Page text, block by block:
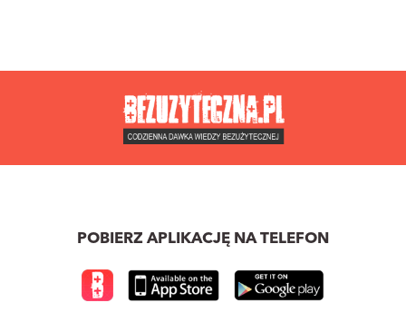
POBIERZ APLIKACJĘ NA TELEFON